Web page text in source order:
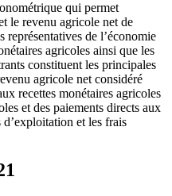
qui permet
le revenu agricole net de
représentatives de l’économie
agricoles ainsi que les
constituent les principales
agricole net considéré
recettes monétaires agricoles
et des paiements directs aux
d’exploitation et les frais